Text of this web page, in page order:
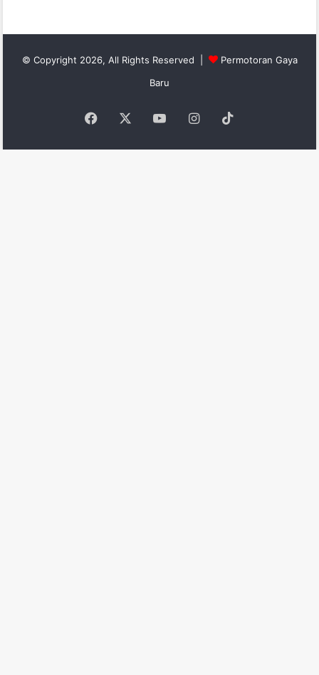
© Copyright 2026, All Rights Reserved |
Permotoran Gaya
Baru
Facebook YouTubeInstagram